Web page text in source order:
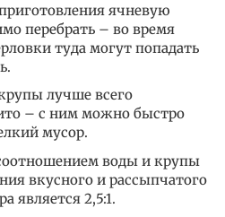
ячневую
перебрать – во время
туда могут попадать
лучше всего
– с ним можно быстро
мусор.
воды и крупы
вкусного и рассыпчатого
является 2,5:1.